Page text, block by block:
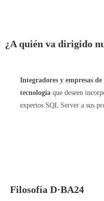
¿A quién va dirigido
Integradores y empresas de
tecnología que deseen
expertos SQL Server a sus
Filosofía D·BA24